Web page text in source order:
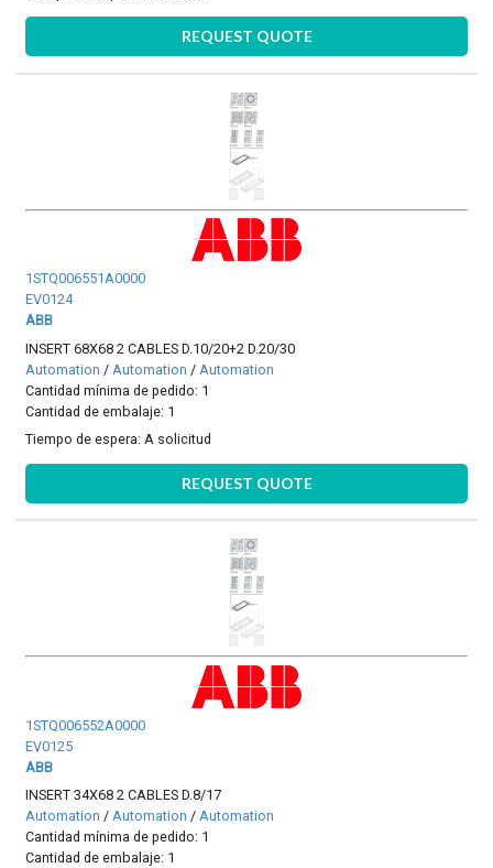
REQUEST QUOTE
1STQ006551A0000
EV0124
ABB
INSERT 68X68 2 CABLES D.10/20+2 D.20/30
Automation / Automation / Automation
Cantidad mínima de pedido: 1
Cantidad de embalaje: 1
Tiempo de espera:A solicitud
REQUEST QUOTE
1STQ006552A0000
EV0125
ABB
INSERT 34X68 2 CABLES D.8/17
Automation /Automation /Automation
Cantidad mínima de pedido: 1
Cantidad de embalaje: 1